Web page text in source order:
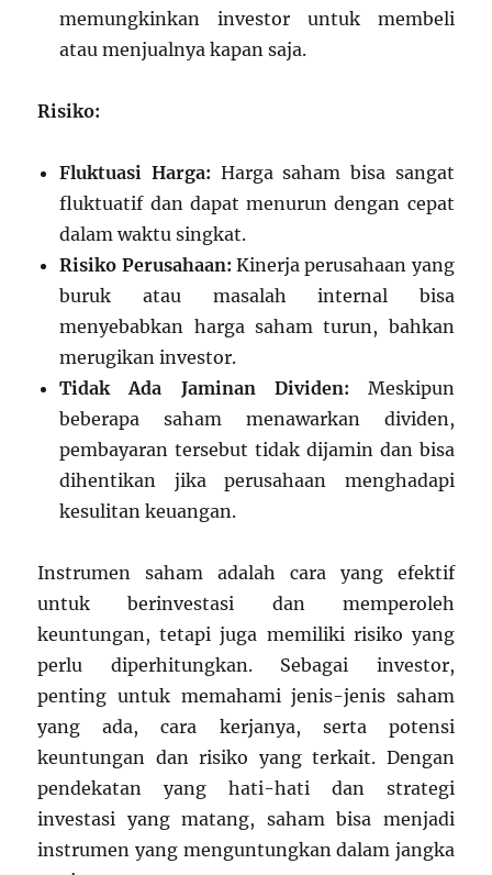
memungkinkan investor untuk membeli
atau menjualnya kapan saja.
Risiko:
Fluktuasi Harga: Harga saham bisa sangat
fluktuatif dan dapat menurun dengan cepat
dalam waktu singkat.
Risiko Perusahaan: Kinerja perusahaan yang
buruk atau masalah internal bisa
menyebabkan harga saham turun, bahkan
merugikan investor.
Tidak Ada Jaminan Dividen: Meskipun
beberapa saham menawarkan dividen,
pembayaran tersebut tidak dijamin dan bisa
dihentikan jika perusahaan menghadapi
kesulitan keuangan.
Instrumen saham adalah cara yang efektif
untuk berinvestasi dan memperoleh
keuntungan, tetapi juga memiliki risiko yang
perlu diperhitungkan. Sebagai investor,
penting untuk memahami jenis-jenis saham
yang ada, cara kerjanya, serta potensi
keuntungan dan risiko yang terkait. Dengan
pendekatan yang hati-hati dan strategi
investasi yang matang, saham bisa menjadi
instrumen yang menguntungkan dalam jangka